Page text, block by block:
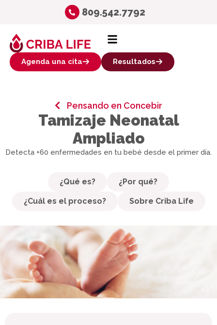
809.542.7792
Agenda una cita Resultados
Pensando en Concebir
Tamizaje Neonatal
Ampliado
Detecta +60 enfermedades en tu bebé desde el primer día.
¿Qué es? ¿Por qué?
¿Cuál es el proceso? Sobre Criba Life